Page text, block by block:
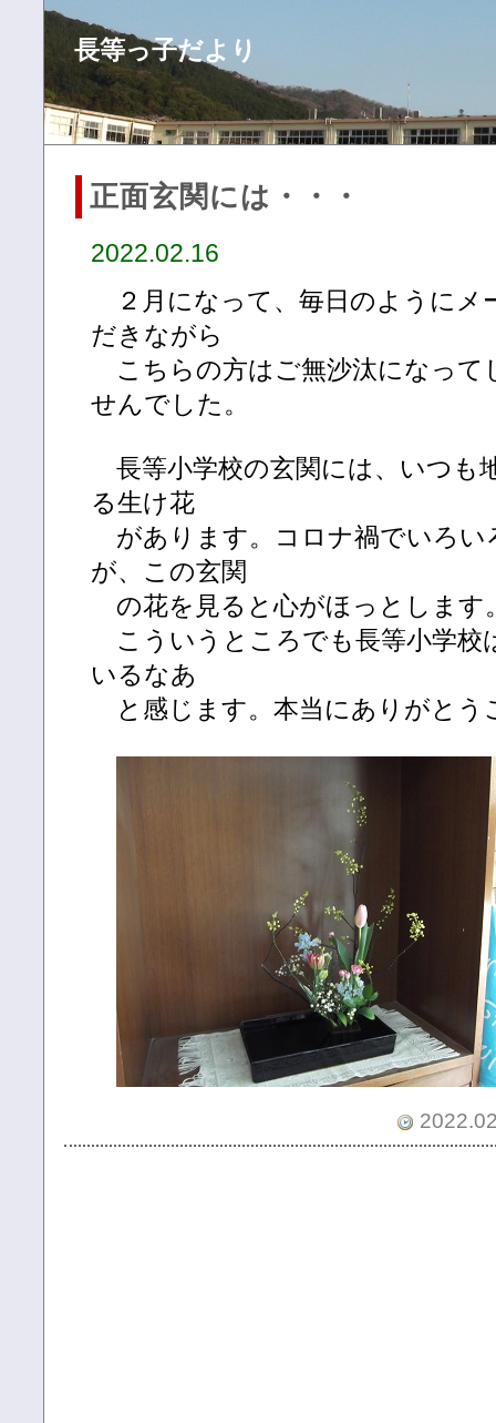
長等っ子だより
正面玄関には・・・
2022.02.16
２月になって、毎日のようにメ
だきながら
こちらの方はご無沙汰になって
せんでした。
長等小学校の玄関には、いつも
る生け花
があります。コロナ禍でいろい
が、この玄関
の花を見ると心がほっとします
こういうところでも長等小学校
いるなあ
と感じます。本当にありがとう